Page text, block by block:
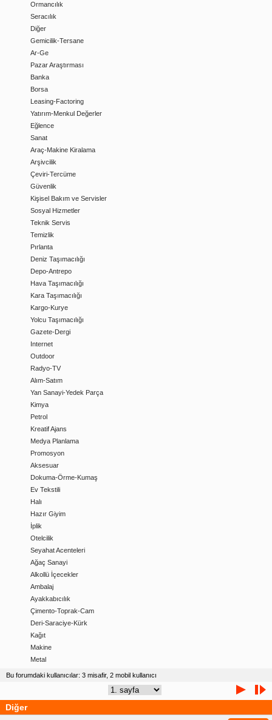
Ormancılık
Seracılık
Diğer
Gemicilik-Tersane
Ar-Ge
Pazar Araştırması
Banka
Borsa
Leasing-Factoring
Yatırım-Menkul Değerler
Eğlence
Sanat
Araç-Makine Kiralama
Arşivcilik
Çeviri-Tercüme
Güvenlik
Kişisel Bakım ve Servisler
Sosyal Hizmetler
Teknik Servis
Temizlik
Pırlanta
Deniz Taşımacılığı
Depo-Antrepo
Hava Taşımacılığı
Kara Taşımacılığı
Kargo-Kurye
Yolcu Taşımacılığı
Gazete-Dergi
Internet
Outdoor
Radyo-TV
Alım-Satım
Yan Sanayi-Yedek Parça
Kimya
Petrol
Kreatif Ajans
Medya Planlama
Promosyon
Aksesuar
Dokuma-Örme-Kumaş
Ev Tekstili
Halı
Hazır Giyim
İplik
Otelcilik
Seyahat Acenteleri
Ağaç Sanayi
Alkollü İçecekler
Ambalaj
Ayakkabıcılık
Çimento-Toprak-Cam
Deri-Saraciye-Kürk
Kağıt
Makine
Metal
Bu forumdaki kullanıcılar: 3 misafir, 2 mobil kullanıcı
Diğer